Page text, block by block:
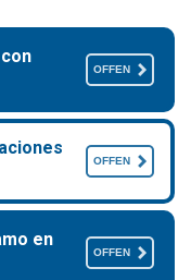
OFFEN
OFFEN
en
OFFEN